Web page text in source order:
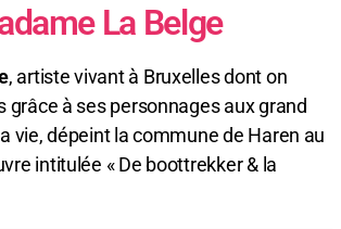
La Belge
, artiste vivant à Bruxelles dont on
grâce à ses personnages aux grand
vie, dépeint la commune de Haren au
intitulée « De boottrekker & la